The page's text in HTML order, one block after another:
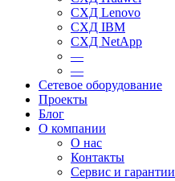
СХД Lenovo
СХД IBM
СХД NetApp
—
—
Сетевое оборудование
Проекты
Блог
О компании
О нас
Контакты
Сервис и гарантии